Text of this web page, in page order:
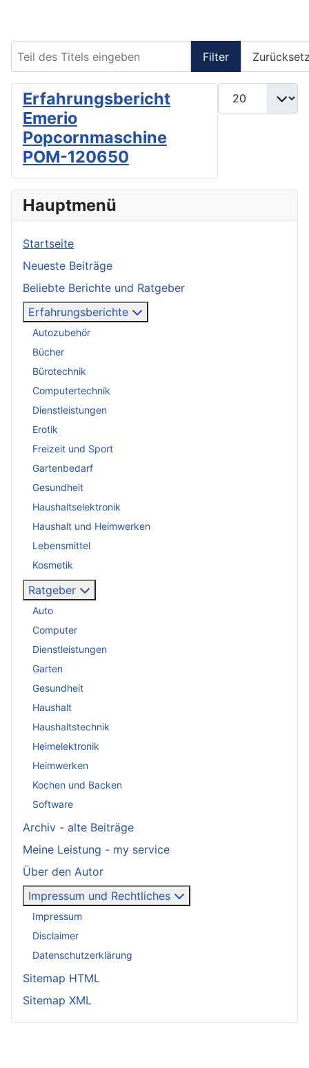
Filter
Anzeige #
Erfahrungsbericht
Emerio
Popcornmaschine
POM-120650
Hauptmenü
Startseite
Neueste Beiträge
Beliebte Berichte und Ratgeber
Erfahrungsberichte
Autozubehör
Bücher
Bürotechnik
Computertechnik
Dienstleistungen
Erotik
Freizeit und Sport
Gartenbedarf
Gesundheit
Haushaltselektronik
Haushalt und Heimwerken
Lebensmittel
Kosmetik
Ratgeber
Auto
Computer
Dienstleistungen
Garten
Gesundheit
Haushalt
Haushaltstechnik
Heimelektronik
Heimwerken
Kochen und Backen
Software
Archiv - alte Beiträge
Meine Leistung - my service
Über den Autor
Impressum und Rechtliches
Impressum
Disclaimer
Datenschutzerklärung
Sitemap HTML
Sitemap XML